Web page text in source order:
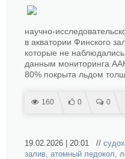
научно-
в акватории Финского
которые не
данным мониторинга
80% покрыта льдом
160 0 0
19.02.2026 | 20:01 //
залив, атомный ледокол,